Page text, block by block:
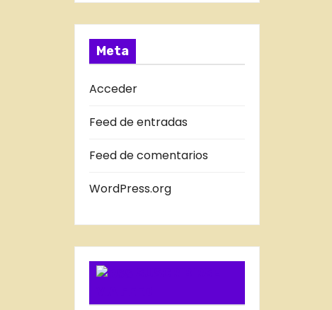
a
s
T
R
D
A
D
B
O
G
Meta
Acceder
Feed de entradas
Feed de comentarios
WordPress.org